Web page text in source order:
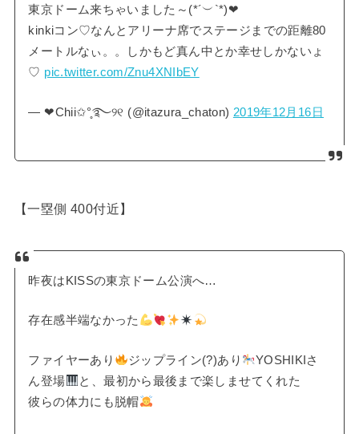
東京ドーム来ちゃいました～(*´︶`*)❤︎
kinkiコン♡なんとアリーナ席でステージまでの距離80
メートルなぃ。。しかもど真ん中とか幸せしかないょ
♡ pic.twitter.com/Znu4XNIbEY
— ❤︎Chii✩°̥࿐୨୧ (@itazura_chaton) 2019年12月16日
【一塁側 400付近】
昨夜はKISSの東京ドーム公演へ…
存在感半端なかった
ファイヤーあり ジップライン(?)あり
YOSHIKIさ
ん登場
と、最初から最後まで楽しませてくれた
彼らの体力にも脱帽